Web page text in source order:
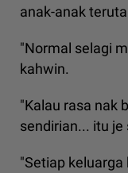
anak-anak
"Normal selagi
kahwin.
"Kalau rasa nak
sendirian... itu je
"Setiap keluarga